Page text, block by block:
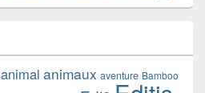
animal animaux aventure Bamboo